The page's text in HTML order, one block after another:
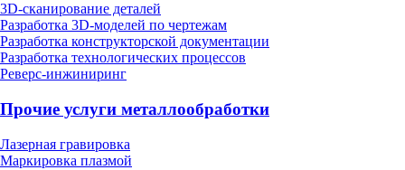
3D-сканирование деталей
Разработка 3D-моделей по чертежам
Разработка конструкторской документации
Разработка технологических процессов
Реверс-инжиниринг
Прочие услуги металлообработки
Лазерная гравировка
Маркировка плазмой